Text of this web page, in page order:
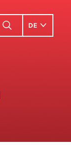
DE